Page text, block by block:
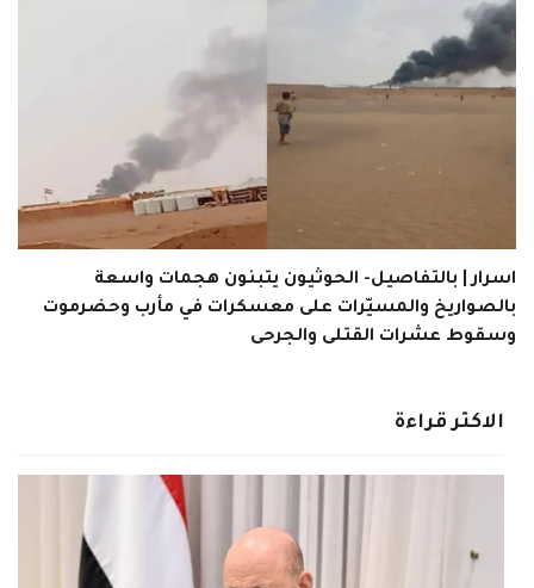
اسرار | بالتفاصيل- الحوثيون يتبنون هجمات واسعة
بالصواريخ والمسيّرات على معسكرات في مأرب وحضرموت
وسقوط عشرات القتلى والجرحى
الاكثر قراءة